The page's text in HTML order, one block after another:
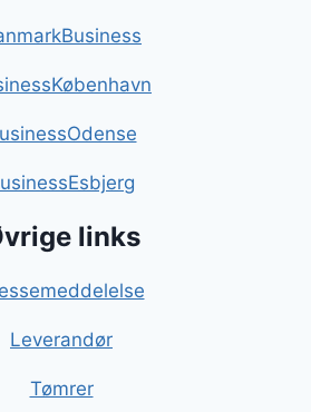
links
Leverandør
Tømrer